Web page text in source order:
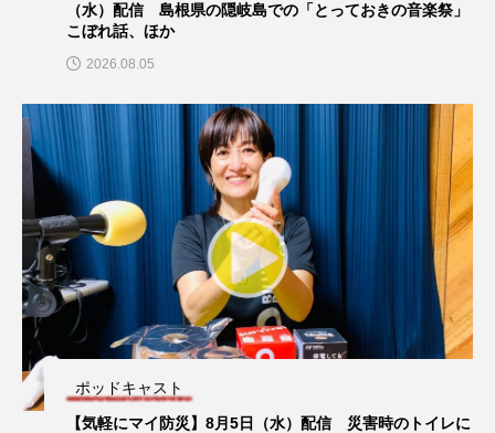
いばら姫 おいしいおのまとぺ
おしえて絵本 おでかけ情報
おばあちゃんと僕の約束 おもいおいも
おーい、応為 お知らせ かしこいエルゼ
かしこいグレーテル かもめ食堂
がんを知り、がんを考える きてみで東北
きもちはなにいろ？
（水）配信 島根県の隠岐島での「とっておきの音楽祭」
こぼれ話、ほか
2026.08.05
ポッドキャスト
【気軽にマイ防災】8月5日（水）配信 災害時のトイレに
【湊川短期大学附属幼稚園ラジオ】認定こども園 湊川短期
大学附属 北摂学園幼稚園園長の上久保由香先生にインタビ
ュー！
プレイリスト
【プレイリスト】昭和40年代の名曲100選！